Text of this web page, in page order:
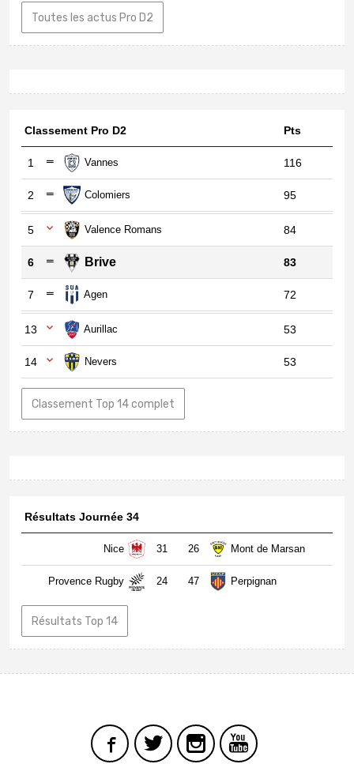
Toutes les actus Pro D2
Classement Pro D2 Pts
1 Vannes 116
2 Colomiers 95
5 Valence Romans 84
6 Brive 83
7 Agen 72
13 Aurillac 53
14 Nevers 53
Classement Top 14 complet
Résultats Journée 34
Nice 31 26 Mont de Marsan
Provence Rugby 24 47 Perpignan
Résultats Top 14